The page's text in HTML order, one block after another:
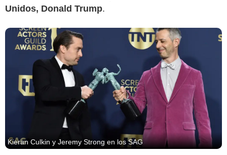
Unidos, Donald Trump.
Kieran Culkin y Jeremy Strong en los SAG